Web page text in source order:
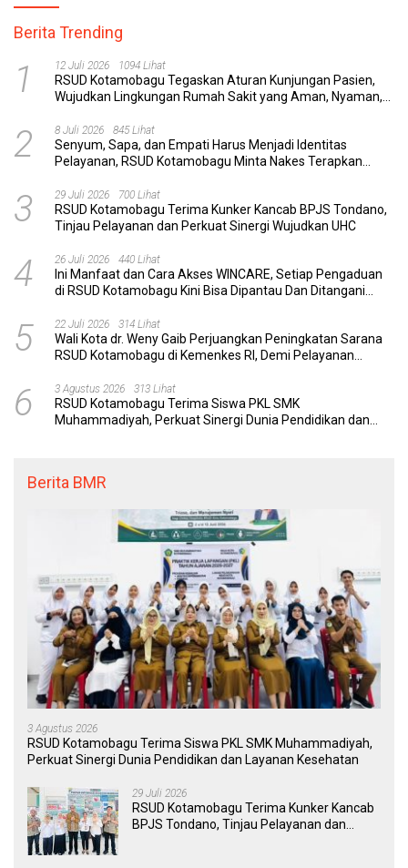
Berita Trending
1 12 Juli 2026 1094 Lihat
RSUD Kotamobagu Tegaskan Aturan Kunjungan Pasien,
Wujudkan Lingkungan Rumah Sakit yang Aman, Nyaman,
2 8 Juli 2026 845 Lihat
Senyum, Sapa, dan Empati Harus Menjadi Identitas
Pelayanan, RSUD Kotamobagu Minta Nakes Terapkan
3 29 Juli 2026 700 Lihat
RSUD Kotamobagu Terima Kunker Kancab BPJS Tondano,
Tinjau Pelayanan dan Perkuat Sinergi Wujudkan UHC
4 26 Juli 2026 440 Lihat
Ini Manfaat dan Cara Akses WINCARE, Setiap Pengaduan
di RSUD Kotamobagu Kini Bisa Dipantau Dan Ditangani
5 22 Juli 2026 314 Lihat
Wali Kota dr. Weny Gaib Perjuangkan Peningkatan Sarana
RSUD Kotamobagu di Kemenkes RI, Demi Pelayanan
6 3 Agustus 2026 313 Lihat
RSUD Kotamobagu Terima Siswa PKL SMK
Muhammadiyah, Perkuat Sinergi Dunia Pendidikan dan
Berita BMR
3 Agustus 2026
RSUD Kotamobagu Terima Siswa PKL SMK Muhammadiyah,
Perkuat Sinergi Dunia Pendidikan dan Layanan Kesehatan
29 Juli 2026
RSUD Kotamobagu Terima Kunker Kancab
BPJS Tondano, Tinjau Pelayanan dan